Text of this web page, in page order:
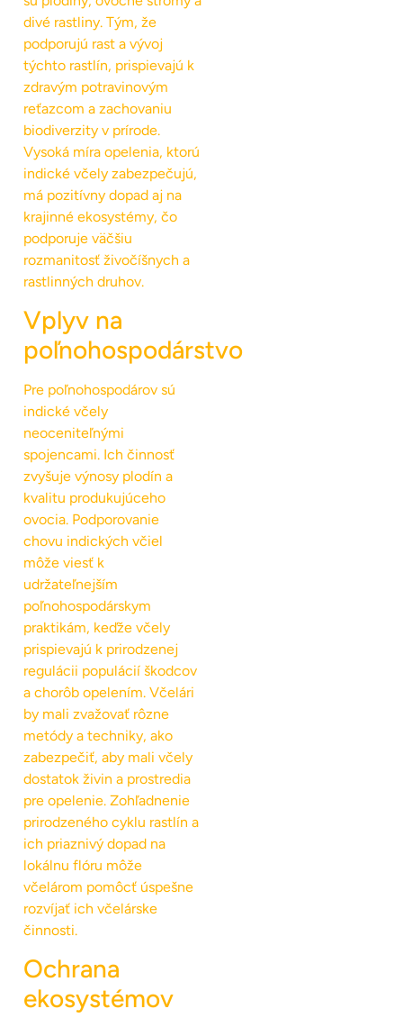
divé rastliny. Tým, že
podporujú rast a vývoj
týchto rastlín, prispievajú k
zdravým potravinovým
reťazcom a zachovaniu
biodiverzity v prírode.
Vysoká míra opelenia, ktorú
indické včely zabezpečujú,
má pozitívny dopad aj na
krajinné ekosystémy, čo
podporuje väčšiu
rozmanitosť živočíšnych a
rastlinných druhov.
Vplyv na
poľnohospodárstvo
Pre poľnohospodárov sú
indické včely
neoceniteľnými
spojencami. Ich činnosť
zvyšuje výnosy plodín a
kvalitu produkujúceho
ovocia. Podporovanie
chovu indických včiel
môže viesť k
udržateľnejším
poľnohospodárskym
praktikám, keďže včely
prispievajú k prirodzenej
regulácii populácií škodcov
a chorôb opelením. Včelári
by mali zvažovať rôzne
metódy a techniky, ako
zabezpečiť, aby mali včely
dostatok živin a prostredia
pre opelenie. Zohľadnenie
prirodzeného cyklu rastlín a
ich priaznivý dopad na
lokálnu flóru môže
včelárom pomôcť úspešne
rozvíjať ich včelárske
činnosti.
Ochrana
ekosystémov